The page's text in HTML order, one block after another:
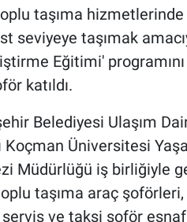
taşıma
seviyeye taşımak
Eğitimi'
katıldı.
Belediyesi Ulaşım
Koçman Üniversitesi
Müdürlüğü iş birliğiyle
taşıma araç
ve taksi şoför